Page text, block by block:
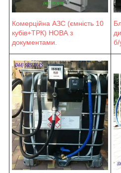
Комерційна АЗС (ємність 10
кубів+ТРК) НОВА з
документами.
б/